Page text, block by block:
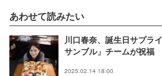
あわせて読みたい
川口春奈、誕生日サプラ
サンブル」チームが祝福
2025.02.14 18:00